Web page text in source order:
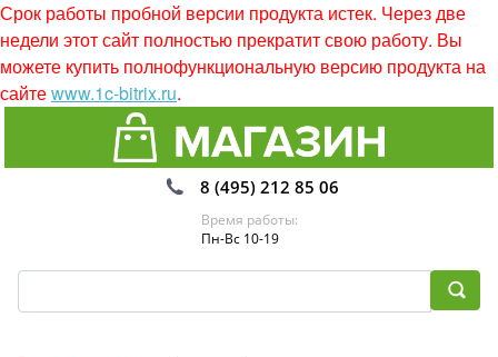
Срок работы пробной версии продукта истек. Через две
недели этот сайт полностью прекратит свою работу. Вы
можете купить полнофункциональную версию продукта на
сайтеwww.1c-bitrix.ru.
8 (495) 212 85 06
Время работы:
Пн-Вс 10-19